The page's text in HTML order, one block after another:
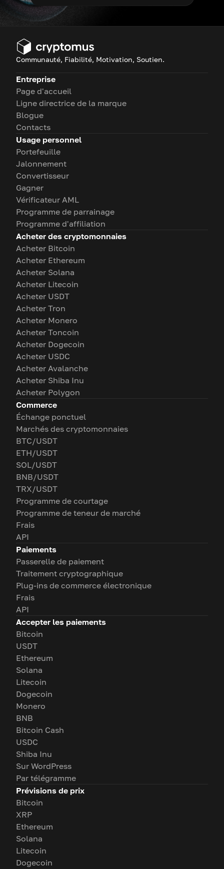
Communauté, Fiabilité, Motivation, Soutien.
Entreprise
Page d'accueil
Ligne directrice de la marque
Blogue
Contacts
Usage personnel
Portefeuille
Jalonnement
Convertisseur
Gagner
Vérificateur AML
Programme de parrainage
Programme d'affiliation
Acheter des cryptomonnaies
Acheter Bitcoin
Acheter Ethereum
Acheter Solana
Acheter Litecoin
Acheter USDT
Acheter Tron
Acheter Monero
Acheter Toncoin
Acheter Dogecoin
Acheter USDC
Acheter Avalanche
Acheter Shiba Inu
Acheter Polygon
Commerce
Échange ponctuel
Marchés des cryptomonnaies
BTC/USDT
ETH/USDT
SOL/USDT
BNB/USDT
TRX/USDT
Programme de courtage
Programme de teneur de marché
Frais
API
Paiements
Passerelle de paiement
Traitement cryptographique
Plug-ins de commerce électronique
Frais
API
Accepter les paiements
Bitcoin
USDT
Ethereum
Solana
Litecoin
Dogecoin
Monero
BNB
Bitcoin Cash
USDC
Shiba Inu
Sur WordPress
Par télégramme
Prévisions de prix
Bitcoin
XRP
Ethereum
Solana
Litecoin
Dogecoin